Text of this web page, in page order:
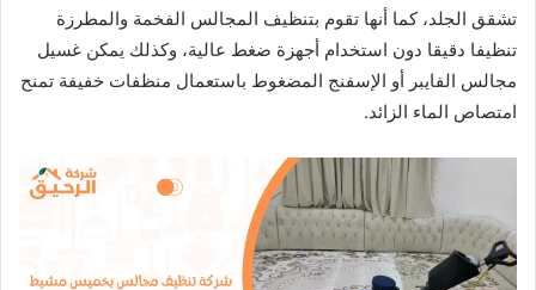
تشقق الجلد، كما أنها تقوم بتنظيف المجالس الفخمة والمطرزة
تنظيفا دقيقا دون استخدام أجهزة ضغط عالية، وكذلك يمكن غسيل
مجالس الفايبر أو الإسفنج المضغوط باستعمال منظفات خفيفة تمنح
امتصاص الماء الزائد.